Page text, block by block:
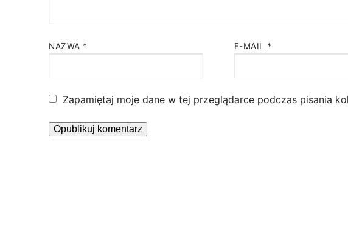
NAZWA * E-MAIL *
Zapamiętaj moje dane w tej przeglądarce podczas pisania